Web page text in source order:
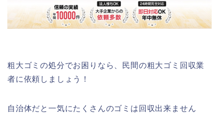
粗大ゴミの処分でお困りなら、民間の粗大ゴミ回収業
者に依頼しましょう！
自治体だと一気にたくさんのゴミは回収出来ません